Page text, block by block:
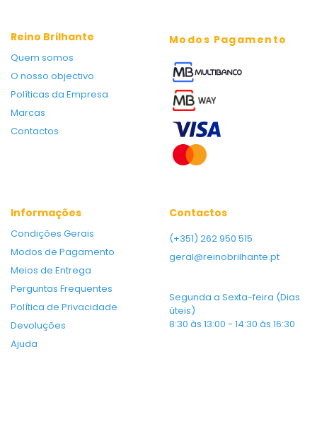
Reino Brilhante
Quem somos
O nosso objectivo
Políticas da Empresa
Marcas
Contactos
Modos Pagamento
Informações
Condições Gerais
Modos de Pagamento
Meios de Entrega
Perguntas Frequentes
Política de Privacidade
Devoluções
Ajuda
Contactos
(+351) 262 950 515
geral@reinobrilhante.pt
Segunda a Sexta-feira (Dias
úteis)
8:30 às 13:00 - 14:30 às 16:30